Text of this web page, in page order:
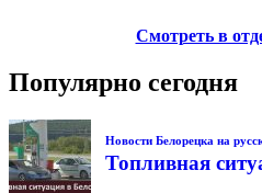
Смотреть в
Популярно сегодня
Новости Белорецка на
Топливная